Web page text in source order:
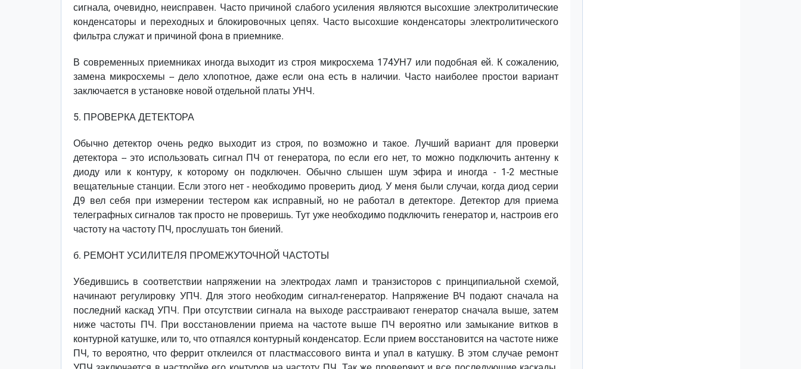
сигнала, очевидно, неисправен. Часто причиной слабого усиления являются высохшие электролитические
конденсаторы и переходных и блокировочных цепях. Часто высохшие конденсаторы электролитического
фильтра служат и причиной фона в приемнике.
В современных приемниках иногда выходит из строя микросхема 174УН7 или подобная eй. К сожалению,
замена микросхемы -- дело хлопотное, даже если она есть в наличии. Часто наиболее простои вариант
заключается в установке новой отдельной платы УНЧ.
5. ПРОВЕРКА ДЕТЕКТОРА
Обычно детектор очень редко выходит из строя, по возможно и такое. Лучший вариант для проверки
детектора -- это использовать сигнал ПЧ от генератора, по если его нет, то можно подключить антенну к
диоду или к контуру, к которому он подключен. Обычно слышен шум эфира и иногда - 1-2 местные
вещательные станции. Если этого нет - необходимо проверить диод. У меня были случаи, когда диод серии
Д9 вел себя при измерении тестером как исправный, но не работал в детекторе. Детектор для приема
телеграфных сигналов так просто не проверишь. Тут уже необходимо подключить генератор и, настроив его
частоту на частоту ПЧ, прослушать тон биений.
б. РЕМОНТ УСИЛИТЕЛЯ ПРОМЕЖУТОЧНОЙ ЧАСТОТЫ
Убедившись в соответствии напряжении на электродах ламп и транзисторов с принципиальной схемой,
начинают регулировку УПЧ. Для этого необходим сигнал-генератор. Напряжение ВЧ подают сначала на
последний каскад УПЧ. При отсутствии сигнала на выходе расстраивают генератор сначала выше, затем
ниже частоты ПЧ. При восстановлении приема на частоте выше ПЧ вероятно или замыкание витков в
контурной катушке, или то, что отпаялся контурный конденсатор. Если прием восстановится на частоте ниже
ПЧ, то вероятно, что феррит отклеился от пластмассового винта и упал в катушку. В этом случае ремонт